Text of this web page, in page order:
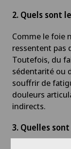
2. Quels sont
Comme le foie
ressentent pas
Toutefois, du
sédentarité ou
souffrir de
douleurs
indirects.
3. Quelles